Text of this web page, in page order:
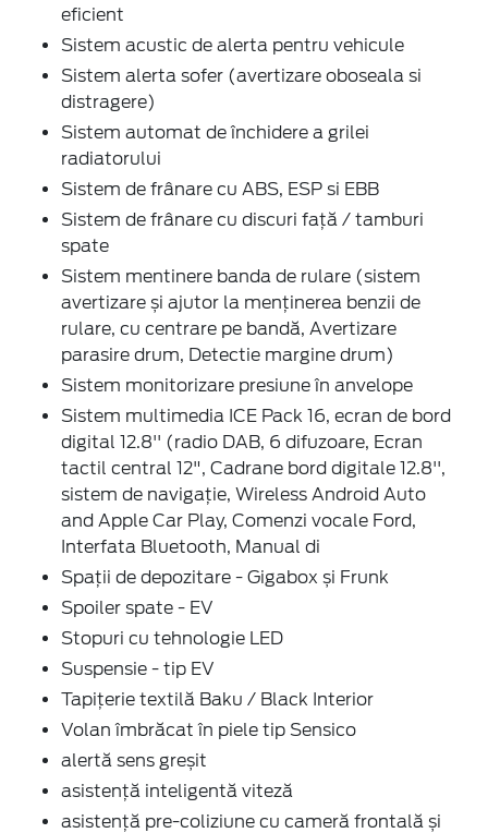
eficient
Sistem acustic de alerta pentru vehicule
Sistem alerta sofer (avertizare oboseala si
distragere)
Sistem automat de închidere a grilei
radiatorului
Sistem de frânare cu ABS, ESP si EBB
Sistem de frânare cu discuri față / tamburi
spate
Sistem mentinere banda de rulare (sistem
avertizare și ajutor la menținerea benzii de
rulare, cu centrare pe bandă, Avertizare
parasire drum, Detectie margine drum)
Sistem monitorizare presiune în anvelope
Sistem multimedia ICE Pack 16, ecran de bord
digital 12.8'' (radio DAB, 6 difuzoare, Ecran
tactil central 12", Cadrane bord digitale 12.8'',
sistem de navigație, Wireless Android Auto
and Apple Car Play, Comenzi vocale Ford,
Interfata Bluetooth, Manual di
Spații de depozitare - Gigabox și Frunk
Spoiler spate - EV
Stopuri cu tehnologie LED
Suspensie - tip EV
Tapițerie textilă Baku / Black Interior
Volan îmbrăcat în piele tip Sensico
alertă sens greșit
asistență inteligentă viteză
asistență pre-coliziune cu cameră frontală și